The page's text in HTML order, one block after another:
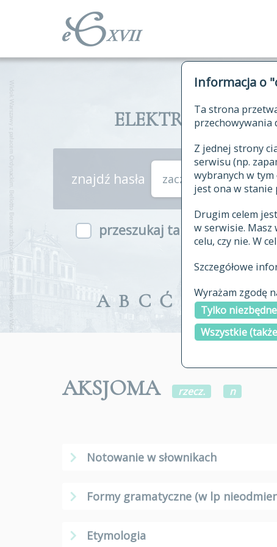
Informacja o
Ta strona
przechowywania
Z jednej strony
serwisu (np.
wybranych w tym
jest ona w stanie
Drugim celem
w serwisie. Masz
celu, czy nie. W
Szczegółowe
Wyrażam zgodę
Tylko
Wszystkie
ELEKTRONICZNY
znajdź hasła zaczynające się od
przeszukaj także hasła w
A B C Ć E F G H
AKSJOMA rzecz. n
Notowanie w słownikach
Formy gramatyczne (w lp
Etymologia